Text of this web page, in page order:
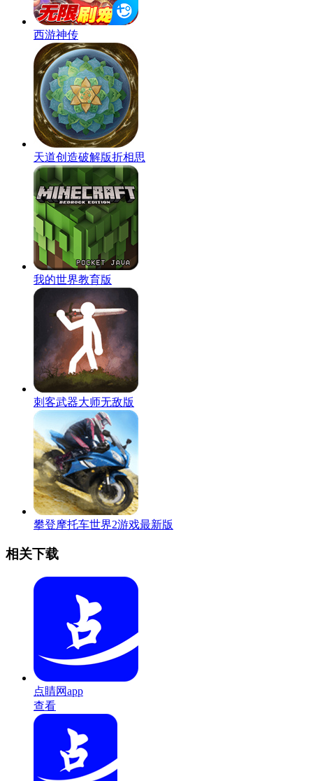
西游神传
天道创造破解版折相思
我的世界教育版
刺客武器大师无敌版
攀登摩托车世界2游戏最新版
相关下载
点睛网app
查看